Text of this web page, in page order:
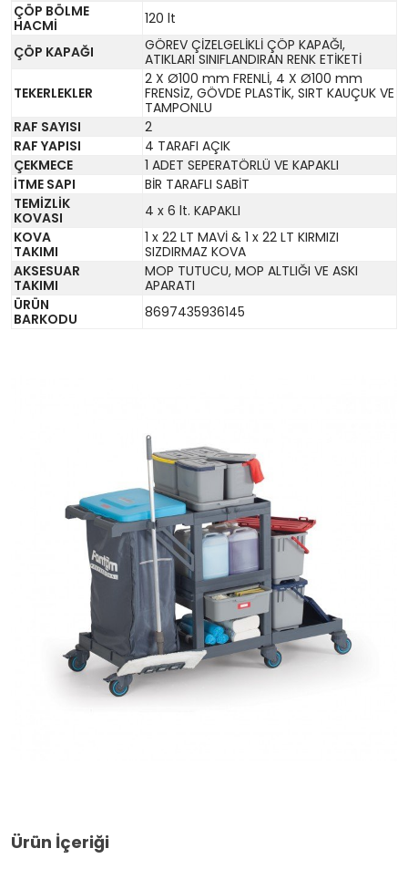
ÇÖP BÖLME
HACMİ
120 lt
ÇÖP KAPAĞI
GÖREV ÇİZELGELİKLİ ÇÖP KAPAĞI,
ATIKLARI SINIFLANDIRAN RENK ETİKETİ
TEKERLEKLER
2 X Ø100 mm FRENLİ, 4 X Ø100 mm
FRENSİZ, GÖVDE PLASTİK, SIRT KAUÇUK VE
TAMPONLU
RAF SAYISI
2
RAF YAPISI
4 TARAFI AÇIK
ÇEKMECE
1 ADET SEPERATÖRLÜ VE KAPAKLI
İTME SAPI
BİR TARAFLI SABİT
TEMİZLİK
KOVASI
4 x 6 lt. KAPAKLI
KOVA
TAKIMI
1 x 22 LT MAVİ & 1 x 22 LT KIRMIZI
SIZDIRMAZ KOVA
AKSESUAR
TAKIMI
MOP TUTUCU, MOP ALTLIĞI VE ASKI
APARATI
ÜRÜN
BARKODU
8697435936145
Ürün İçeriği